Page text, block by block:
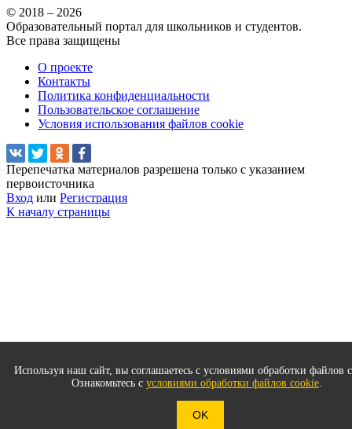
Используя наш сайт, вы соглашаетесь с условиями обработки файлов
Ознакомьтесь с условиями обработки файлов cookie.
OK
© 2018 – 2026
Образовательный портал для школьников и студентов.
Все права защищены
О проекте
Контакты
Политика конфиденциальности
Пользовательское соглашение
Условия использования файлов cookie
Перепечатка материалов разрешена только с указанием
первоисточника
Вход или Регистрация
К началу страницы